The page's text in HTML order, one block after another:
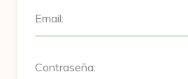
Email:
Contraseña: